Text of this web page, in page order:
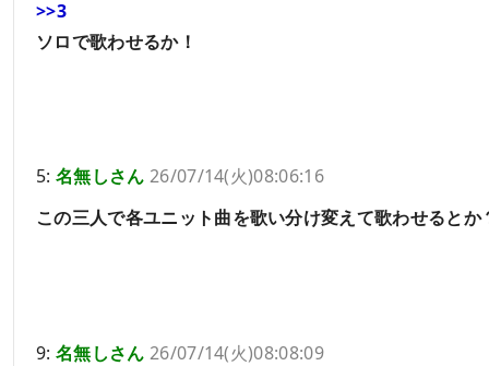
>>3
ソロで歌わせるか！
5: 名無しさん 26/07/14(火)08:06:16
この三人で各ユニット曲を歌い分け変えて歌わせるとか
9: 名無しさん 26/07/14(火)08:08:09